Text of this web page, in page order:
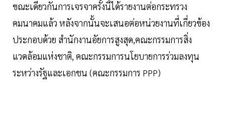
ขณะเดียวกันการเจรจาครั้งนี้ได้รายงานต่อกระทรวง
คมนาคมแล้ว หลังจากนั้นจะเสนอต่อหน่วยงานที่เกี่ยวข้อง
ประกอบด้วย สำนักงานอัยการสูงสุด,คณะกรรมการสิ่ง
แวดล้อมแห่งชาติ, คณะกรรมการนโยบายการร่วมลงทุน
ระหว่างรัฐและเอกชน (คณะกรรมการ PPP)